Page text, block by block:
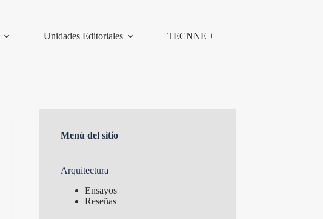
Unidades Editoriales TECNNE +
Menú del sitio
Arquitectura
Ensayos
Reseñas